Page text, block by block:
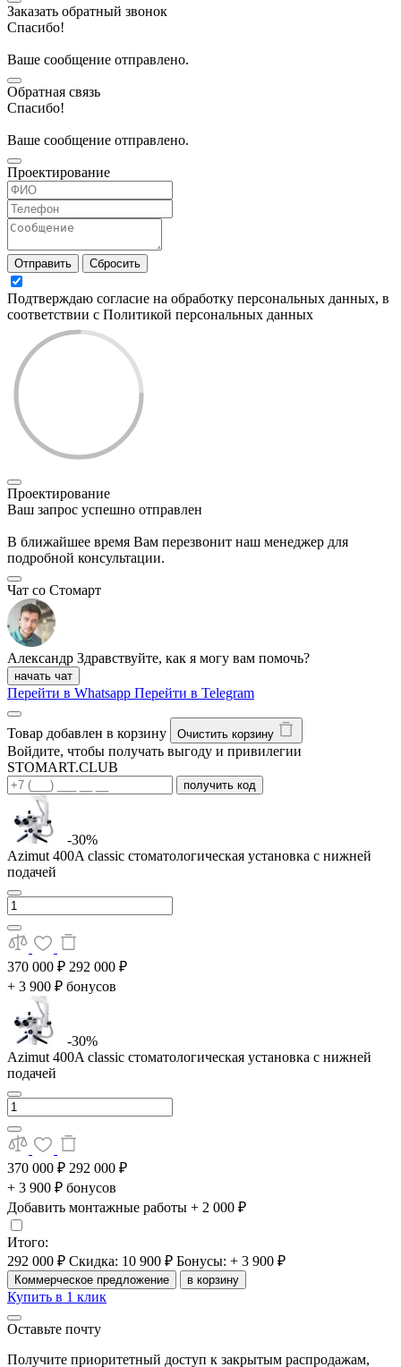
Заказать обратный звонок
Спасибо!
Ваше сообщение отправлено.
Обратная связь
Спасибо!
Ваше сообщение отправлено.
Проектирование
Отправить Сбросить
Подтверждаю согласие на обработку персональных данных, в
соответствии с Политикой персональных данных
Проектирование
Ваш запрос успешно отправлен
В ближайшее время Вам перезвонит наш менеджер для
подробной консультации.
Чат со Стомарт
Александр Здравствуйте, как я могу вам помочь?
начать чат
Перейти в Whatsapp Перейти в Telegram
Товар добавлен в корзину Очистить корзину
Войдите, чтобы получать выгоду и привилегии
STOMART.CLUB
получить код
-30%
Azimut 400A classic стоматологическая установка с нижней
подачей
370 000 ₽ 292 000 ₽
+ 3 900 ₽ бонусов
-30%
Azimut 400A classic стоматологическая установка с нижней
подачей
370 000 ₽ 292 000 ₽
+ 3 900 ₽ бонусов
Добавить монтажные работы + 2 000 ₽
Итого:
292 000 ₽ Скидка: 10 900 ₽ Бонусы: + 3 900 ₽
Коммерческое предложение в корзину
Купить в 1 клик
Оставьте почту
Получите приоритетный доступ к закрытым распродажам,